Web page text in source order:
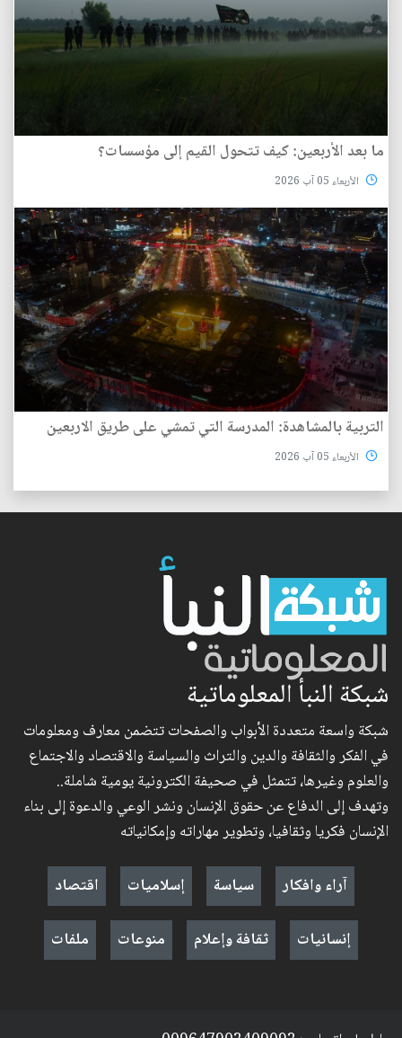
ما بعد الأربعين: كيف تتحول القيم إلى مؤسسات؟
الأربعاء 05 آب 2026
التربية بالمشاهدة: المدرسة التي تمشي على طريق الاربعين
الأربعاء 05 آب 2026
شبكة النبأ المعلوماتية
شبكة واسعة متعددة الأبواب والصفحات تتضمن معارف ومعلومات
في الفكر والثقافة والدين والتراث والسياسة والاقتصاد والاجتماع
والعلوم وغيرها، تتمثل في صحيفة الكترونية يومية شاملة..
وتهدف إلى الدفاع عن حقوق الإنسان ونشر الوعي والدعوة إلى بناء
الإنسان فكريا وثقافيا، وتطوير مهاراته وإمكانياته
آراء وافكار
سياسة إسلاميات
اقتصاد
إنسانيات
ثقافة وإعلام منوعات ملفات